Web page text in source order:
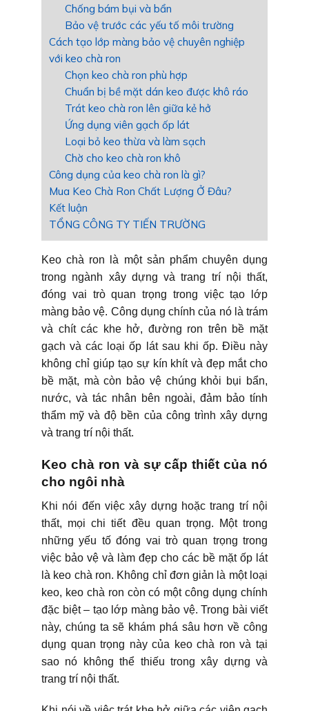
Chống bám bụi và bẩn
Bảo vệ trước các yếu tố môi trường
Cách tạo lớp màng bảo vệ chuyên nghiệp
với keo chà ron
Chọn keo chà ron phù hợp
Chuẩn bị bề mặt dán keo được khô ráo
Trát keo chà ron lên giữa kẻ hở
Ứng dụng viên gạch ốp lát
Loại bỏ keo thừa và làm sạch
Chờ cho keo chà ron khô
Công dụng của keo chà ron là gì?
Mua Keo Chà Ron Chất Lượng Ở Đâu?
Kết luận
TỔNG CÔNG TY TIẾN TRƯỜNG
Keo chà ron là một sản phẩm chuyên dụng
trong ngành xây dựng và trang trí nội thất,
đóng vai trò quan trọng trong việc tạo lớp
màng bảo vệ. Công dụng chính của nó là trám
và chít các khe hở, đường ron trên bề mặt
gạch và các loại ốp lát sau khi ốp. Điều này
không chỉ giúp tạo sự kín khít và đẹp mắt cho
bề mặt, mà còn bảo vệ chúng khỏi bụi bẩn,
nước, và tác nhân bên ngoài, đảm bảo tính
thẩm mỹ và độ bền của công trình xây dựng
và trang trí nội thất.
Keo chà ron và sự cấp thiết của nó
cho ngôi nhà
Khi nói đến việc xây dựng hoặc trang trí nội
thất, mọi chi tiết đều quan trọng. Một trong
những yếu tố đóng vai trò quan trọng trong
việc bảo vệ và làm đẹp cho các bề mặt ốp lát
là keo chà ron. Không chỉ đơn giản là một loại
keo, keo chà ron còn có một công dụng chính
đặc biệt – tạo lớp màng bảo vệ. Trong bài viết
này, chúng ta sẽ khám phá sâu hơn về công
dụng quan trọng này của keo chà ron và tại
sao nó không thể thiếu trong xây dựng và
trang trí nội thất.